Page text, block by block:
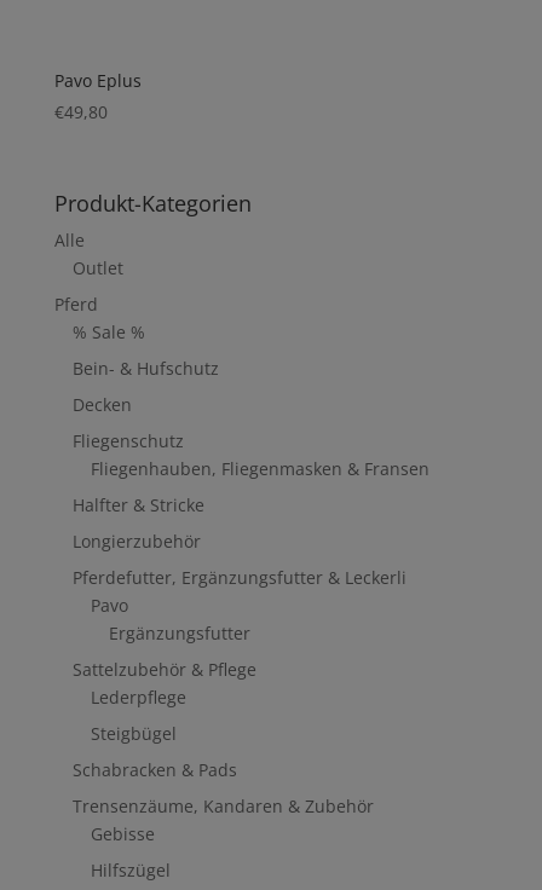
Pavo Eplus
€49,80
Produkt-Kategorien
Alle
Outlet
Pferd
% Sale %
Bein- & Hufschutz
Decken
Fliegenschutz
Fliegenhauben, Fliegenmasken & Fransen
Halfter & Stricke
Longierzubehör
Pferdefutter, Ergänzungsfutter & Leckerli
Pavo
Ergänzungsfutter
Sattelzubehör & Pflege
Lederpflege
Steigbügel
Schabracken & Pads
Trensenzäume, Kandaren & Zubehör
Gebisse
Hilfszügel